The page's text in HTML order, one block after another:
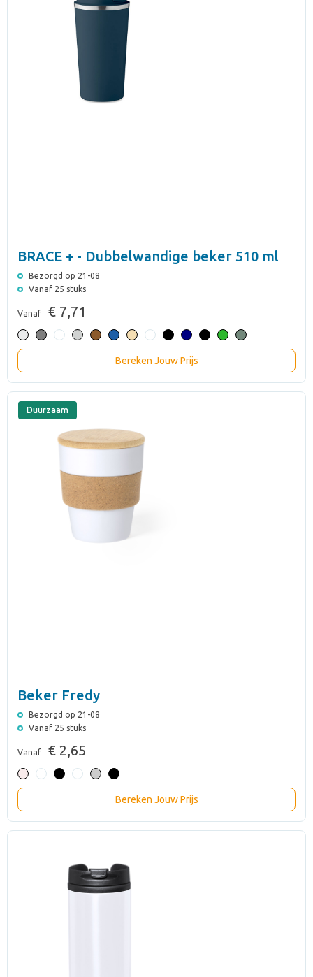
BRACE + - Dubbelwandige beker 510 ml
Bezorgd op 21-08
Vanaf 25 stuks
Vanaf € 7,71
Bereken Jouw Prijs
Duurzaam
Beker Fredy
Bezorgd op 21-08
Vanaf 25 stuks
Vanaf € 2,65
Bereken Jouw Prijs